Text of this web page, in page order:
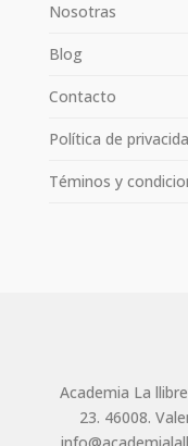
Nosotras
Blog
Contacto
Política de
Téminos y
Academia La
23. 46008.